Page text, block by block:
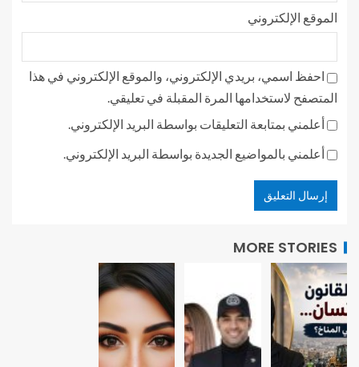
الموقع الإلكتروني
احفظ اسمي، بريدي الإلكتروني، والموقع الإلكتروني في هذا
المتصفح لاستخدامها المرة المقبلة في تعليقي.
أعلمني بمتابعة التعليقات بواسطة البريد الإلكتروني.
أعلمني بالمواضيع الجديدة بواسطة البريد الإلكتروني.
MORE STORIES